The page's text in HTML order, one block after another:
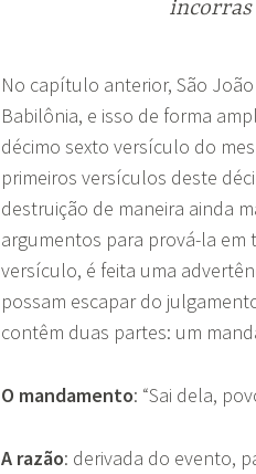
incorras
No capítulo anterior, São
Babilônia, e isso de forma
décimo sexto versículo do
primeiros versículos deste
destruição de maneira ainda
argumentos para prová-la
versículo, é feita uma
possam escapar do
contêm duas partes: um
O mandamento: “Sai dela,
A razão: derivada do evento,